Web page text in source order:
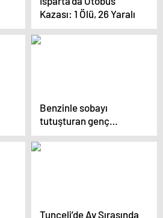
Kazası: 1 Ölü, 26 Yaralı
Benzinle sobayı
tutuşturan genç
yaralandı
Tunceli’de Av Sırasında